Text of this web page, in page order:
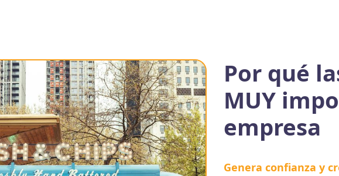
Por qué
MUY
empresa
Genera confianza y